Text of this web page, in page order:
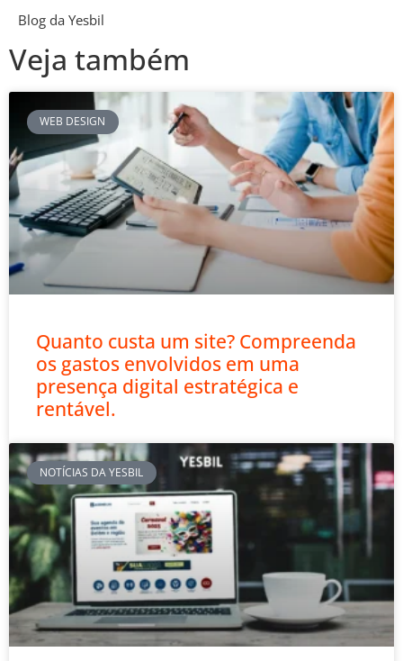
Blog da Yesbil
Veja também
WEB DESIGN
Quanto custa um site? Compreenda
os gastos envolvidos em uma
presença digital estratégica e
rentável.
NOTÍCIAS DA YESBIL